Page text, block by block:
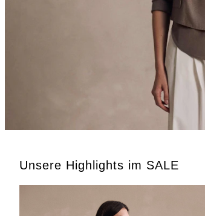
Unsere Highlights im SALE